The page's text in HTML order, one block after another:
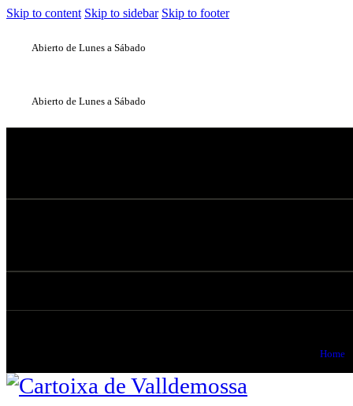
Skip to content Skip to sidebar Skip to footer
Abierto de Lunes a Sábado
Abierto de Lunes a Sábado
Home